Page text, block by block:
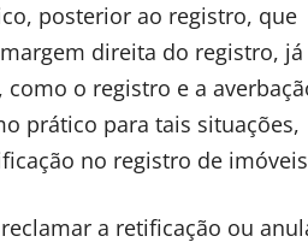
posterior ao registro, que
direita do registro, já
o registro e a
prático para tais situações,
no registro de
a retificação ou